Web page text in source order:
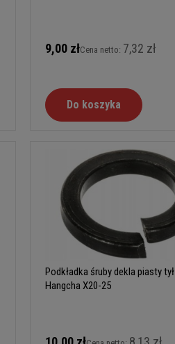
9,00 złCena netto: 7,32 zł
Do koszyka
Podkładka śruby dekla piasty tył
Hangcha X20-25